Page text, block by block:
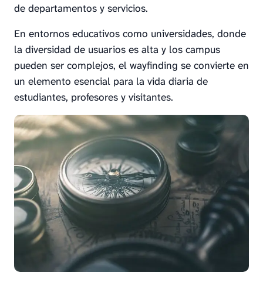
de departamentos y servicios.
En entornos educativos como universidades, donde
la diversidad de usuarios es alta y los campus
pueden ser complejos, el wayfinding se convierte en
un elemento esencial para la vida diaria de
estudiantes, profesores y visitantes.